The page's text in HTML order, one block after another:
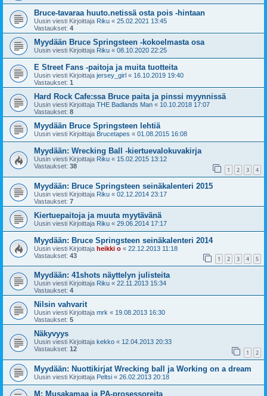
Bruce-tavaraa huuto.netissä osta pois -hintaan
Uusin viesti Kirjoittaja Riku « 25.02.2021 13:45
Vastaukset: 4
Myydään Bruce Springsteen -kokoelmasta osa
Uusin viesti Kirjoittaja Riku « 08.10.2020 22:25
E Street Fans -paitoja ja muita tuotteita
Uusin viesti Kirjoittaja jersey_girl « 16.10.2019 19:40
Vastaukset: 1
Hard Rock Cafe:ssa Bruce paita ja pinssi myynnissä
Uusin viesti Kirjoittaja THE Badlands Man « 10.10.2018 17:07
Vastaukset: 8
Myydään Bruce Springsteen lehtiä
Uusin viesti Kirjoittaja Brucetapes « 01.08.2015 16:08
Myydään: Wrecking Ball -kiertuevalokuvakirja
Uusin viesti Kirjoittaja Riku « 15.02.2015 13:12
Vastaukset: 38 1 2 3 4
Myydään: Bruce Springsteen seinäkalenteri 2015
Uusin viesti Kirjoittaja Riku « 02.12.2014 23:17
Vastaukset: 7
Kiertuepaitoja ja muuta myytävänä
Uusin viesti Kirjoittaja Riku « 29.06.2014 17:17
Myydään: Bruce Springsteen seinäkalenteri 2014
Uusin viesti Kirjoittaja heikki o « 22.12.2013 11:18
Vastaukset: 43 1 2 3 4 5
Myydään: 41shots näyttelyn julisteita
Uusin viesti Kirjoittaja Riku « 22.11.2013 15:34
Vastaukset: 4
Nilsin vahvarit
Uusin viesti Kirjoittaja mrk « 19.08.2013 16:30
Vastaukset: 5
Näkyvyys
Uusin viesti Kirjoittaja kekko « 12.04.2013 20:33
Vastaukset: 12 1 2
Myydään: Nuottikirjat Wrecking ball ja Working on a dream
Uusin viesti Kirjoittaja Peltsi « 26.02.2013 20:18
M: Musakamaa ja PA-prosessoreita